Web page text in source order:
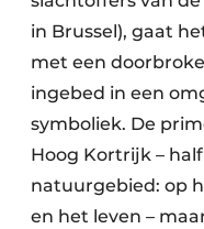
in Brussel), gaat
met een
ingebed in een
symboliek. De
Hoog Kortrijk –
natuurgebied: op
en het leven –